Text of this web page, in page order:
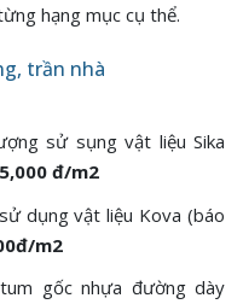
hạng mục cụ thể.
trần nhà
sử sụng vật liệu Sika
đ/m2
dụng vật liệu Kova (báo
m2
gốc nhựa đường dày